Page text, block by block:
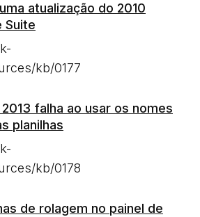
atualização do 2010
Suite
kb/0177
2013 falha ao usar os nomes
planilhas
kb/0178
de rolagem no painel de